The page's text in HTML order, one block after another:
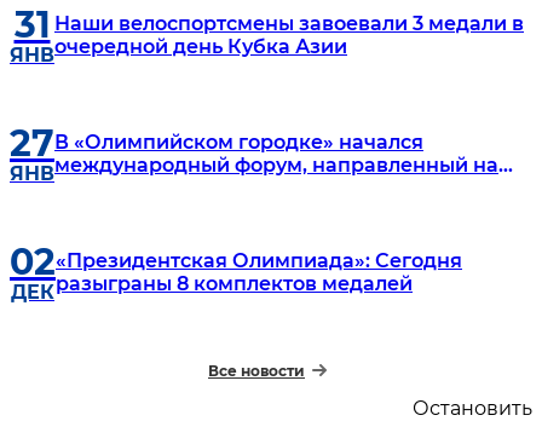
31
ЯНВ
Наши велоспортсмены завоевали 3 медали в
очередной день Кубка Азии
27
ЯНВ
В «Олимпийском городке» начался
международный форум, направленный на
02
ДЕК
«Президентская Олимпиада»: Сегодня
разыграны 8 комплектов медалей
Все новости
Остановить